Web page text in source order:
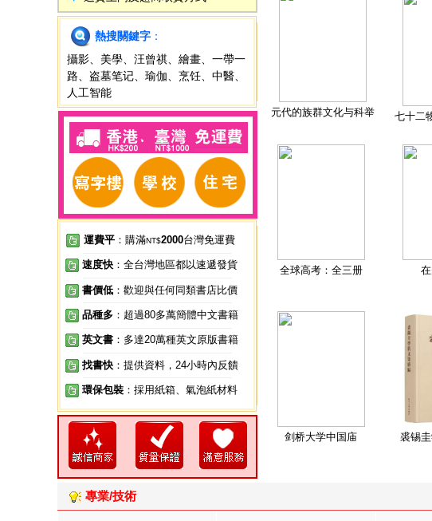
熱搜關鍵字 ：
攝影
美學 汪曾祺 繪畫
一帶一
路
盗墓笔记 瑜伽 烹饪 中醫
人工智能
運費平 ：購滿NT$2000台灣免運費
速度快 ：全台灣地區都以速遞發貨
書價低 ：歡迎與任何同類書店比價
品種多 ：超過80多萬簡體中文書籍
英文書 ：多達20萬種英文原版書籍
找書快 ：提供資料，24小時內反饋
環保包裝 ：採用紙箱、氣泡紙材料
元代的族群文化与科举 七十二
全球高考：全三册
剑桥大学中国庙 裘锡
專業/技術